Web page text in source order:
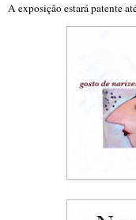
A exposição estará patente